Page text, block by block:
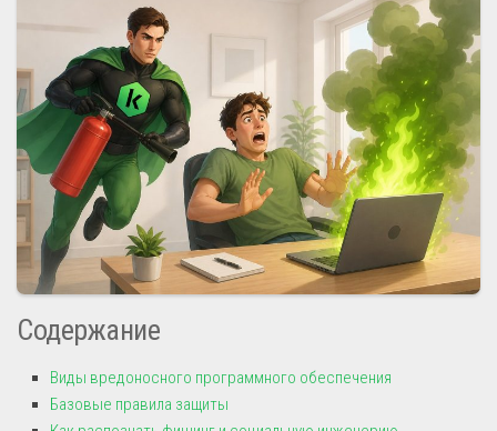
Содержание
Виды вредоносного программного обеспечения
Базовые правила защиты